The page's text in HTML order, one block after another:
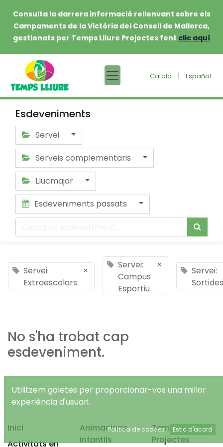
Consulta la darrera informació rellenvant sobre els
Campaments de la Victòria del Consell de Mallorca,
gestionats per Temps Lliure Projectes fent clic aquí
Català | Español
Esdeveniments
Servei
Serveis complementaris
Llucmajor
Esdeveniments passats
Servei:
Extraescolars
×
Servei:
Campus
Esportiu
×
Servei:
Sortides
No s'ha trobat cap
esdeveniment.
Inici
Activitats en
Animacions
infantils
Temps Lliure
Projectes
Utilitzem galetes per proporcionar-vos una millor
experiència d'usuari.
Política de cookies Estic d'acord